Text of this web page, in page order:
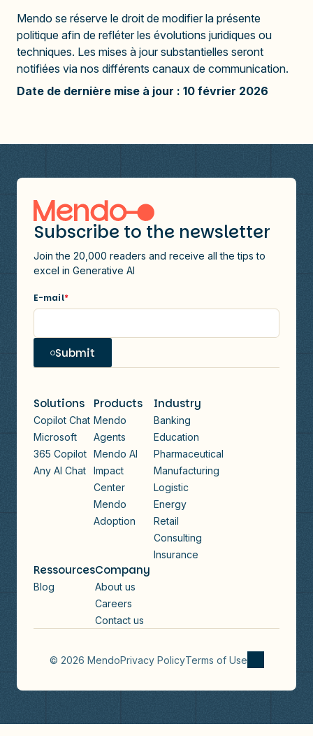
Mendo se réserve le droit de modifier la présente
politique afin de refléter les évolutions juridiques ou
techniques. Les mises à jour substantielles seront
notifiées via nos différents canaux de communication.
Date de dernière mise à jour : 10 février 2026
Subscribe to the newsletter
Join the 20,000 readers and receive all the tips to
excel in Generative AI
E-mail*
Submit
Solutions
Copilot Chat
Microsoft
365 Copilot
Any AI Chat
Products
Mendo
Agents
Mendo AI
Impact
Center
Mendo
Adoption
Industry
Banking
Education
Pharmaceutical
Manufacturing
Logistic
Energy
Retail
Consulting
Insurance
Ressources
Blog
Company
About us
Careers
Contact us
© 2026 MendoPrivacy PolicyTerms of Use